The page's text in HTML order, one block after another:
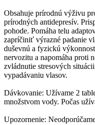
Obsahuje prírodnú výživu
prírodných antidepresív.
pohode. Pomáha telu
zapríčiniť výrazné padanie
duševnú a fyzickú
nervozitu a napomáha proti
zvládnutie stresových
vypadávaniu vlasov.
Dávkovanie: Užívame 2
množstvom vody. Počas
Upozornenie: